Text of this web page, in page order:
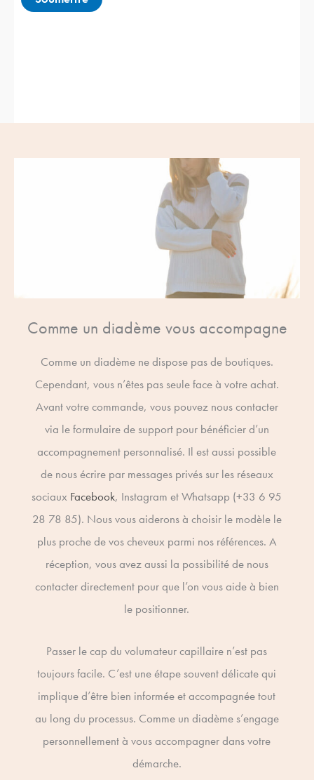
Comme un diadème vous accompagne
Comme un diadème ne dispose pas de boutiques.
Cependant, vous n’êtes pas seule face à votre achat.
Avant votre commande, vous pouvez nous contacter
via le formulaire de support pour bénéficier d’un
accompagnement personnalisé. Il est aussi possible
de nous écrire par messages privés sur les réseaux
sociaux Facebook, Instagram et Whatsapp (+33 6 95
28 78 85). Nous vous aiderons à choisir le modèle le
plus proche de vos cheveux parmi nos références. A
réception, vous avez aussi la possibilité de nous
contacter directement pour que l’on vous aide à bien
le positionner.
Passer le cap du volumateur capillaire n’est pas
toujours facile. C’est une étape souvent délicate qui
implique d’être bien informée et accompagnée tout
au long du processus. Comme un diadème s’engage
personnellement à vous accompagner dans votre
démarche.